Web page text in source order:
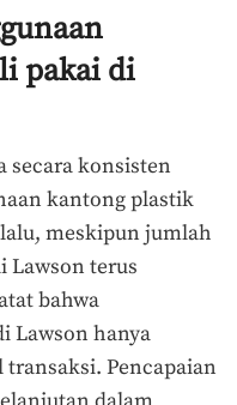
pakai di
secara konsisten
kantong plastik
meskipun jumlah
Lawson terus
bahwa
Lawson hanya
transaksi. Pencapaian